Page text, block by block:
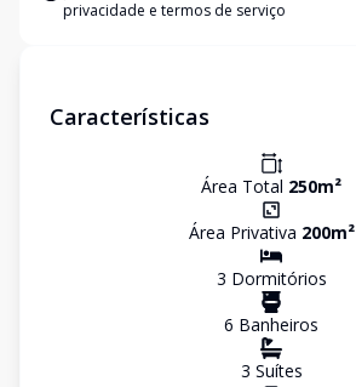
privacidade e termos de serviço
Características
Área Total 250m²
Área Privativa 200m²
3 Dormitórios
6 Banheiros
3 Suítes